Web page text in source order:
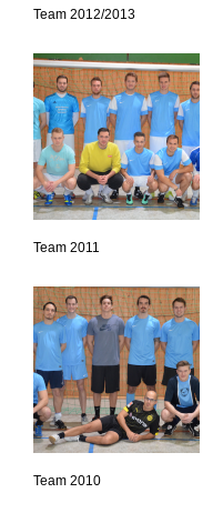
Team 2012/2013
Team 2011
Team 2010